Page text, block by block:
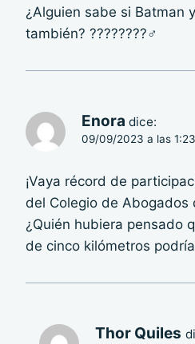
¿Alguien sabe si Batman
también? ????????‍♂️
Enora dice:
09/09/2023 a las
¡Vaya récord de
del Colegio de Abogados
¿Quién hubiera pensado
de cinco kilómetros
Thor Quiles